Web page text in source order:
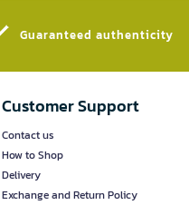
Guaranteed authenticity​
Customer Support
Contact us
How to Shop
Delivery
Exchange and Return Policy